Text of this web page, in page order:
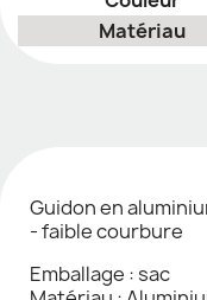
Matériau
Guidon en
- faible courbure
Emballage : sac